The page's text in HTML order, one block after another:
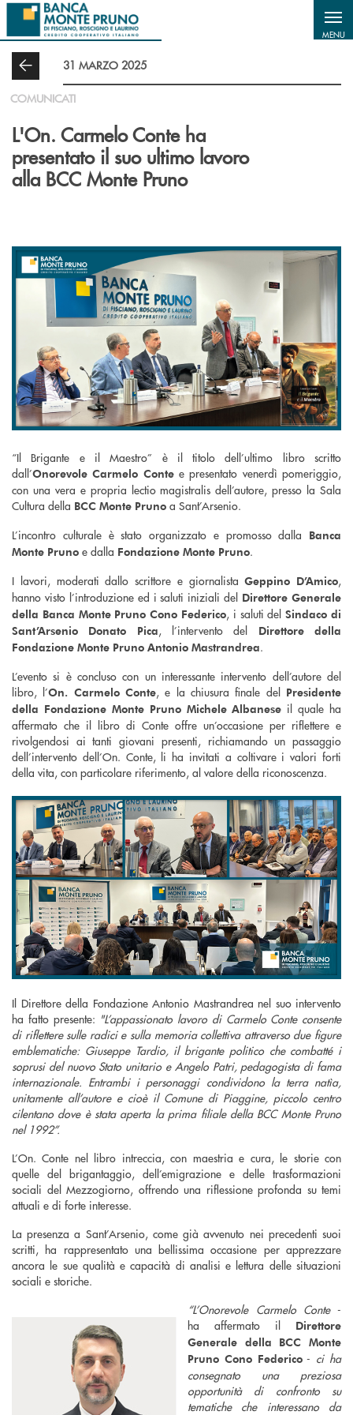
Salta al contenuto principale
MENU
31 MARZO 2025
COMUNICATI
L'On. Carmelo Conte ha
presentato il suo ultimo lavoro
alla BCC Monte Pruno
“Il Brigante e il Maestro” è il titolo dell’ultimo libro scritto
dall’Onorevole Carmelo Contee presentato venerdì pomeriggio,
con una vera e propria lectio magistralis dell’autore, presso la Sala
Cultura della BCC Monte Pruno a Sant’Arsenio.
L’incontro culturale è stato organizzato e promosso dalla Banca
Monte Pruno e dalla Fondazione Monte Pruno.
I lavori, moderati dallo scrittore e giornalistaGeppino D’Amico,
hanno visto l’introduzione ed i saluti iniziali del Direttore Generale
della Banca Monte Pruno Cono Federico, i saluti delSindaco di
Sant’Arsenio Donato Pica, l’intervento del Direttore della
Fondazione Monte Pruno Antonio Mastrandrea.
L’evento si è concluso con un interessante intervento dell’autore del
libro, l’On. Carmelo Conte, e la chiusura finale del Presidente
della Fondazione Monte Pruno Michele Albanese il quale ha
affermato che il libro di Conte offre un’occasione per riflettere e
rivolgendosi ai tanti giovani presenti, richiamando un passaggio
dell’intervento dell’On. Conte, li ha invitati a coltivare i valori forti
della vita, con particolare riferimento, al valore della riconoscenza.
Il Direttore della Fondazione Antonio Mastrandrea nel suo intervento
ha fatto presente: "L’appassionato lavoro di Carmelo Conte consente
di riflettere sulle radici e sulla memoria collettiva attraverso due figure
emblematiche: Giuseppe Tardio, il brigante politico che combatté i
soprusi del nuovo Stato unitario e Angelo Patri, pedagogista di fama
internazionale. Entrambi i personaggi condividono la terra natìa,
unitamente all’autore e cioè il Comune di Piaggine, piccolo centro
cilentano dove è stata aperta la prima filiale della BCC Monte Pruno
nel 1992”.
L’On. Conte nel libro intreccia, con maestria e cura, le storie con
quelle del brigantaggio, dell’emigrazione e delle trasformazioni
sociali del Mezzogiorno, offrendo una riflessione profonda su temi
attuali e di forte interesse.
La presenza a Sant’Arsenio, come già avvenuto nei precedenti suoi
scritti, ha rappresentato una bellissima occasione per apprezzare
ancora le sue qualità e capacità di analisi e lettura delle situazioni
sociali e storiche.
“L’Onorevole Carmelo Conte-
ha affermato il Direttore
Generale della BCC Monte
Pruno Cono Federico- ci ha
consegnato una preziosa
opportunità di confronto su
tematiche che interessano da